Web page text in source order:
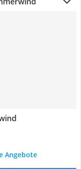
Angebote